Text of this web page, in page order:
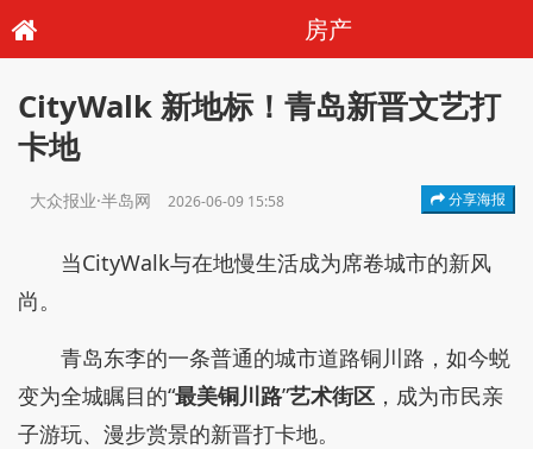
房产
CityWalk 新地标！青岛新晋文艺打
卡地
大众报业·半岛网 2026-06-09 15:58 分享海报
当CityWalk与在地慢生活成为席卷城市的新风
尚。
青岛东李的一条普通的城市道路铜川路，如今蜕
变为全城瞩目的“最美铜川路”艺术街区 ，成为市民亲
子游玩、漫步赏景的新晋打卡地。